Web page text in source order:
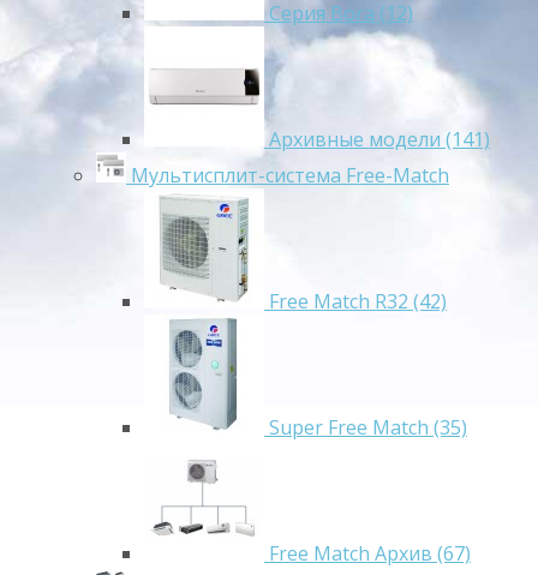
Серия Bora (12)
Архивные модели (141)
Мультисплит-система Free-Match
Free Match R32 (42)
Super Free Match (35)
Free Match Архив (67)